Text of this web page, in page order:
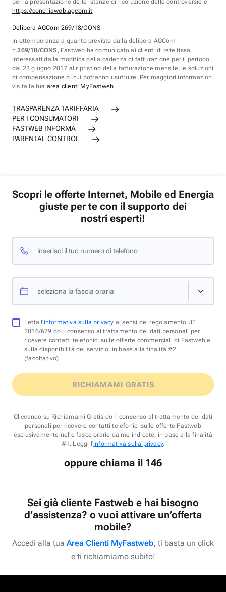
per la presentazione delle istanze di risoluzione delle controversie è
https://conciliaweb.agcom.it
Delibera AGCom 269/18/CONS
In ottemperanza a quanto previsto dalla delibera AGCom
n.269/18/CONS , Fastweb ha comunicato ai clienti di rete fissa
interessati dalla modifica della cadenza di fatturazione per il periodo
dal 23 giugno 2017 al ripristino della fatturazione mensile, le soluzioni
di compensazione di cui potranno usufruire. Per maggiori informazioni
visita la tua area clienti MyFastweb
TRASPARENZA TARIFFARIA
PER I CONSUMATORI
FASTWEB INFORMA
PARENTAL CONTROL
Scopri le offerte Internet, Mobile ed Energia
giuste per te con il supporto dei
nostri esperti!
inserisci il tuo numero di telefono
seleziona la fascia oraria
Letta l'informativa sulla privacy ai sensi del regolamento UE
2016/679 do il consenso al trattamento dei dati personali per
ricevere contatti telefonici sulle offerte commerciali di Fastweb e
sulla disponibilità del servizio, in base alla finalità #2
(facoltativo).
RICHIAMAMI GRATIS
Cliccando su Richiamami Gratis do il consenso al trattamento dei dati
personali per ricevere contatti telefonici sulle offerte Fastweb
esclusivamente nelle fasce orarie da me indicate, in base alla finalità
#1. Leggi l'informativa sulla privacy.
oppure chiama il 146
Sei già cliente Fastweb e hai bisogno
d’assistenza? o vuoi attivare un’offerta
mobile?
Accedi alla tua Area Clienti MyFastweb, ti basta un click
e ti richiamiamo subito!